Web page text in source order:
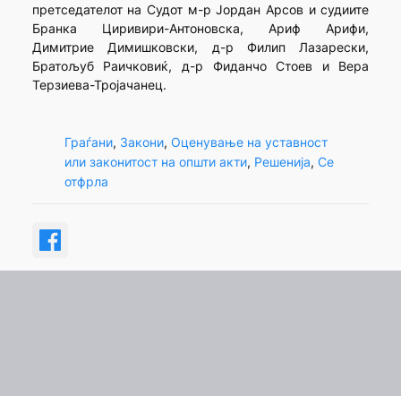
претседателот на Судот м-р Јордан Арсов и судиите
Бранка Циривири-Антоновска, Ариф Арифи,
Димитрие Димишковски, д-р Филип Лазарески,
Братољуб Раичковиќ, д-р Фиданчо Стоев и Вера
Терзиева-Тројачанец.
Граѓани, Закони, Оценување на уставност
или законитост на општи акти, Решенија, Се
отфрла